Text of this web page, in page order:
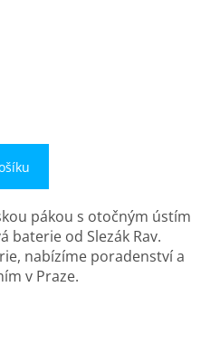
pákou s otočným ústím
baterie od Slezák Rav.
nabízíme poradenství a
v Praze.